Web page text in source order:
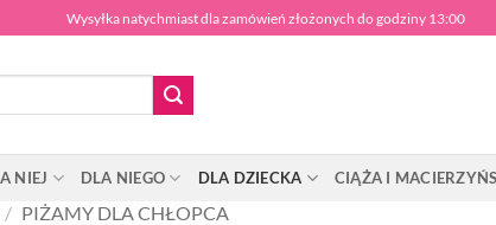
Wysyłka natychmiast dla zamówień złożonych do godziny 13:00
NIEJ DLA NIEGO DLA DZIECKA CIĄŻA I
/ PIŻAMY DLA CHŁOPCA